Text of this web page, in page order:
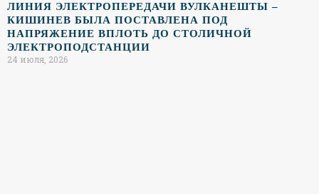
ЛИНИЯ ЭЛЕКТРОПЕРЕДАЧИ ВУЛКАНЕШТЫ –
КИШИНЕВ БЫЛА ПОСТАВЛЕНА ПОД
НАПРЯЖЕНИЕ ВПЛОТЬ ДО СТОЛИЧНОЙ
ЭЛЕКТРОПОДСТАНЦИИ
24 июля, 2026